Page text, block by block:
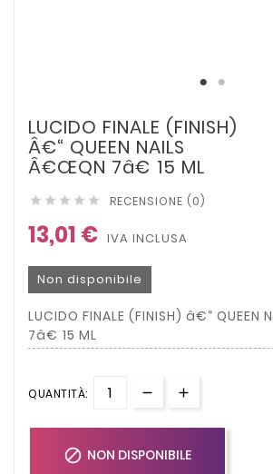
LUCIDO FINALE (FINISH)
Â€“ QUEEN NAILS
Â€œQN 7â€ 15 ML
     RECENSIONE (0)
13,01 € IVA INCLUSA
Non disponibile
LUCIDO FINALE (FINISH) â€“
7â€ 15 ML
QUANTITÀ:
 NON DISPONIBILE